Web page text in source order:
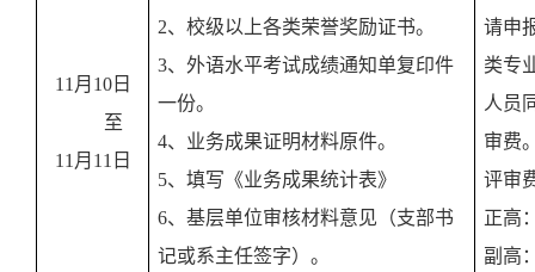
11 月 10日
至
11 月 11 日
2、校级以上各类荣誉奖励证书。
3、外语水平考试成绩通知单复印件
一份。
4、业务成果证明材料原件。
5、填写《业务成果统计表》
6、基层单位审核材料意见（支部书
记或系主任签字）。
请申
类专
人员
审费
评审
正高
副高